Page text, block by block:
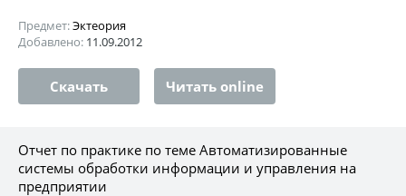
Предмет:Эктеория
Добавлено: 11.09.2012
Скачать Читать online
Отчет по практике по теме Автоматизированные
системы обработки информации и управления на
предприятии